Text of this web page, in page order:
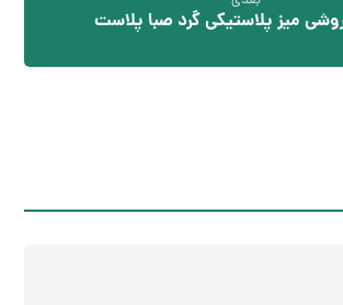
میز پلاستیکی گرد صبا پلاست